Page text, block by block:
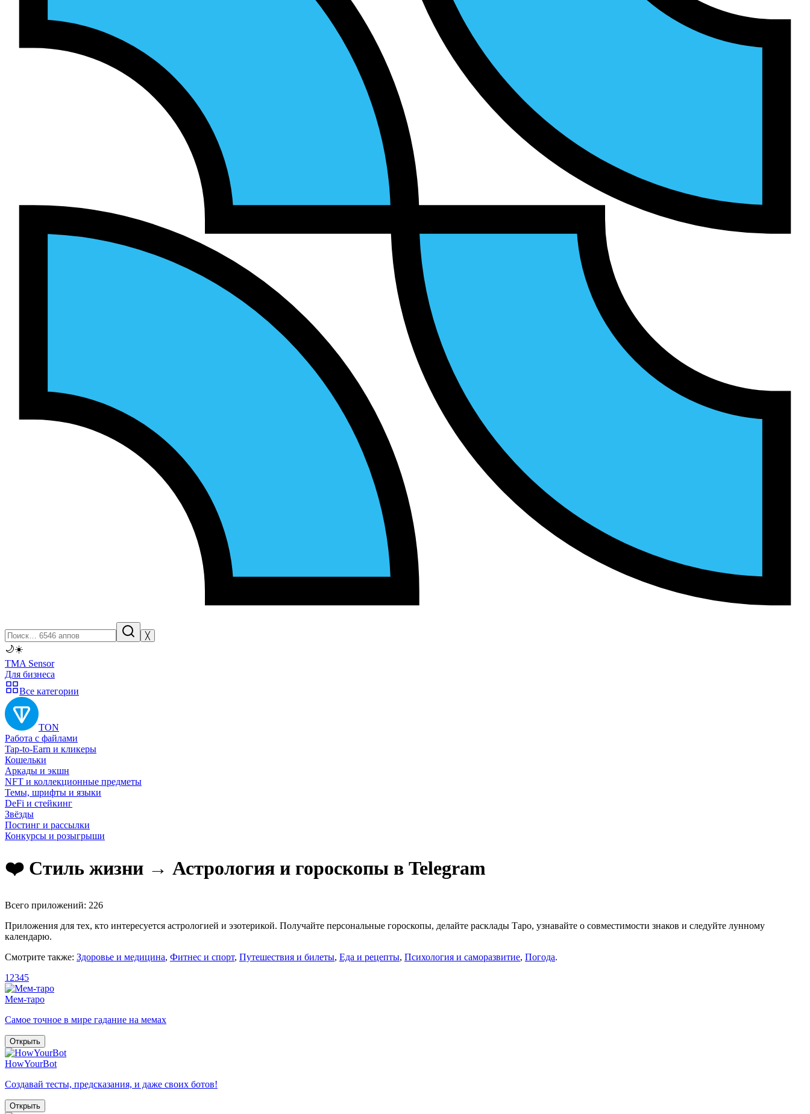
╳
🌙☀️
TMA Sensor
Для бизнеса
Все категории
TON
Работа с файлами
Tap-to-Earn и кликеры
Кошельки
Аркады и экшн
NFT и коллекционные предметы
Темы, шрифты и языки
DeFi и стейкинг
Звёзды
Постинг и рассылки
Конкурсы и розыгрыши
❤️ Стиль жизни → Астрология и гороскопы в Telegram
Всего приложений: 226
Приложения для тех, кто интересуется астрологией и эзотерикой. Получайте персональные гороскопы, делайте расклады Таро, узнавайте о совместимости знаков и следуйте лунному
календарю.
Смотрите также: Здоровье и медицина, Фитнес и спорт, Путешествия и билеты, Еда и рецепты, Психология и саморазвитие, Погода.
1 2345
Мем-таро
Самое точное в мире гадание на мемах
Открыть
HowYourBot
Создавай тесты, предсказания, и даже своих ботов!
Открыть